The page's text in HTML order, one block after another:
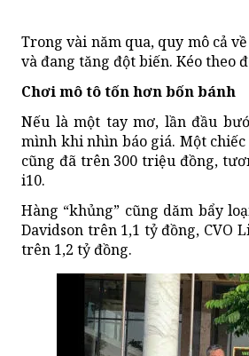
Trong vài năm qua, quy mô cả
và đang tăng đột biến. Kéo theo
Chơi mô tô tốn hơn bốn bánh
Nếu là một tay mơ, lần đầu
mình khi nhìn báo giá. Một
cũng đã trên 300 triệu đồng,
i10.
Hàng “khủng” cũng dăm bẩy
Davidson trên 1,1 tỷ đồng, CVO
trên 1,2 tỷ đồng.